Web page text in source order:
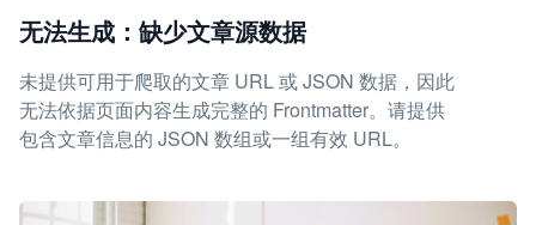
无法生成：缺少文章源数据
未提供可用于爬取的文章 URL 或 JSON 数据，因此
无法依据页面内容生成完整的 Frontmatter。请提供
包含文章信息的 JSON 数组或一组有效 URL。